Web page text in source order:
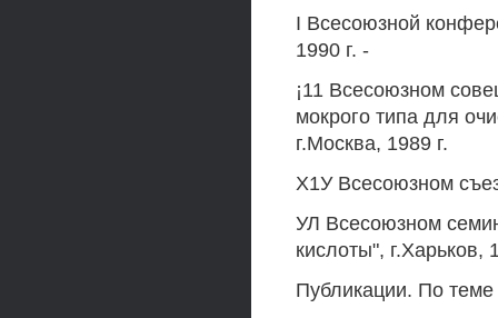
I Всесоюзной
1990 г. -
¡11 Всесоюзном
мокрого типа для
г.Москва, 1989 г.
Х1У Всесоюзном
УЛ Всесоюзном
кислоты", г.Харьков,
Публикации. По теме